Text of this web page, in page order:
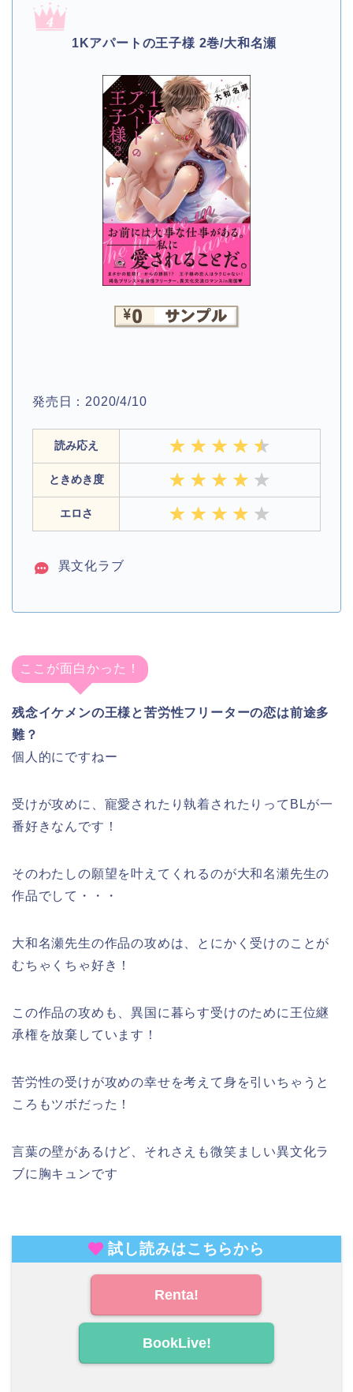
1Kアパートの王子様 2巻/大和名瀬
発売日：2020/4/10
読み応え
ときめき度
エロさ
異文化ラブ
ここが面白かった！
残念イケメンの王様と苦労性フリーターの恋は前途多
難？
個人的にですねー
受けが攻めに、寵愛されたり執着されたりってBLが一
番好きなんです！
そのわたしの願望を叶えてくれるのが大和名瀬先生の
作品でして・・・
大和名瀬先生の作品の攻めは、とにかく受けのことが
むちゃくちゃ好き！
この作品の攻めも、異国に暮らす受けのために王位継
承権を放棄しています！
苦労性の受けが攻めの幸せを考えて身を引いちゃうと
ころもツボだった！
言葉の壁があるけど、それさえも微笑ましい異文化ラ
ブに胸キュンです
試し読みはこちらから
Renta!
BookLive!